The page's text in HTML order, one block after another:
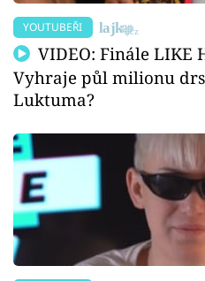
YOUTUBEŘI
VIDEO: Finále LIKE
Vyhraje půl milionu
Luktuma?